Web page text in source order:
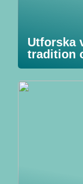
Utforska
tradition